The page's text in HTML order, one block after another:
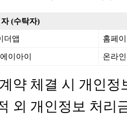
(수탁자)
더앱 홈페
이아이 온라
약 체결 시 개인정
외 개인정보 처리